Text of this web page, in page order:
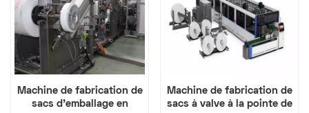
Machine de fabrication de
sacs d'emballage en
Machine de fabrication de
sacs à valve à la pointe de